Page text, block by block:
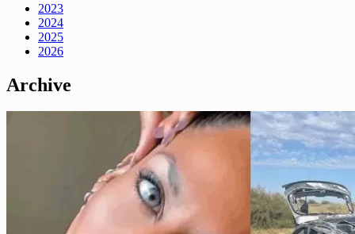
2023
2024
2025
2026
Archive